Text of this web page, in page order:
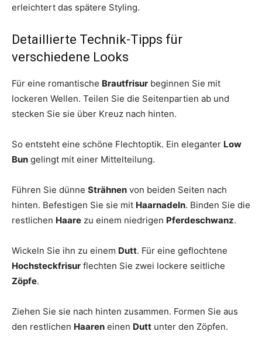
erleichtert das spätere Styling.
Detaillierte Technik-Tipps für
verschiedene Looks
Für eine romantische Brautfrisur beginnen Sie mit
lockeren Wellen. Teilen Sie die Seitenpartien ab und
stecken Sie sie über Kreuz nach hinten.
So entsteht eine schöne Flechtoptik. Ein eleganter Low
Bun gelingt mit einer Mittelteilung.
Führen Sie dünne Strähnen von beiden Seiten nach
hinten. Befestigen Sie sie mit Haarnadeln. Binden Sie die
restlichen Haare zu einem niedrigen Pferdeschwanz.
Wickeln Sie ihn zu einem Dutt. Für eine geflochtene
Hochsteckfrisur flechten Sie zwei lockere seitliche
Zöpfe.
Ziehen Sie sie nach hinten zusammen. Formen Sie aus
den restlichen Haaren einen Dutt unter den Zöpfen.